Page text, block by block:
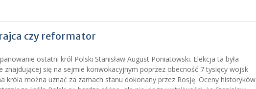
czy reformator
ostatni król Polski Stanisław August Poniatowski. Elekcja ta była
znajdującej się na sejmie konwokacyjnym poprzez obecność 7 tysięcy wojsk
króla można uznać za zamach stanu dokonany przez Rosję. Oceny historyków